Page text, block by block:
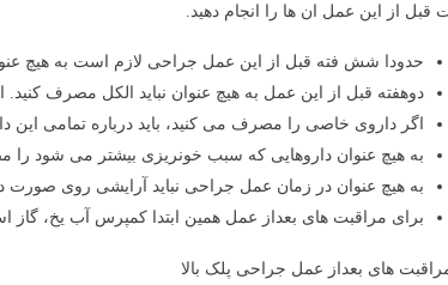
قبل از این عمل ان ها را انجام دهید.
حدودا شش فته قبل از این عمل جراحی لازم است به هیچ
دوهفته قبل از این عمل به هیچ عنوان نباید الکل مصرف کنید.
اگر داروی خاصی را مصرف می کنید، باید درباره تمامی این
به هیچ عنوان داروهایی که سبب خونریزی بیشتر می شود را
به هیچ عنوان در زمان عمل جراحی نباید آرایشی روی صورت
برای مراقبت های بعداز عمل همین ابتدا کمپرس آب یخ، گاز